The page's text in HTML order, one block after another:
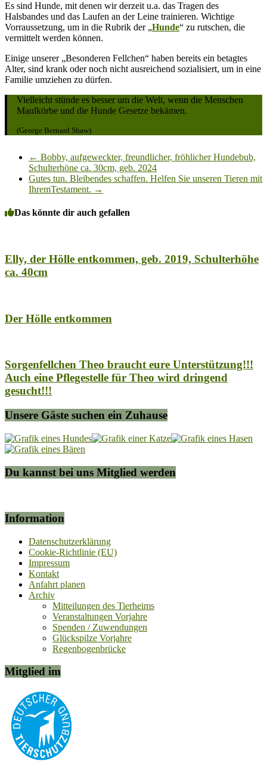
Es sind Hunde, mit denen wir derzeit u.a. das Tragen des
Halsbandes und das Laufen an der Leine trainieren. Wichtige
Vorraussetzung, um in die Rubrik der „Hunde“ zu rutschen, die
vermittelt werden können.
Einige unserer „Besonderen Fellchen“ haben bereits ein betagtes
Alter, sind krank oder noch nicht ausreichend sozialisiert, um in eine
Familie umziehen zu dürfen.
Vielleicht stünde es besser um die Welt, wenn die Menschen
Maulkörbe und die Hunde Gesetze bekämen.
(George Bernard Shaw)
← Bobby, aufgeweckter, freundlicher, fröhlicher Hundebub,
Schulterhöne ca. 30cm, geb. 2024
Gutes tun. Bleibendes schaffen. Helfen Sie unseren Tieren mit
IhremTestament. →
Das könnte dir auch gefallen
Elly, der Hölle entkommen, geb. 2019, Schulterhöhe
ca. 40cm
Der Hölle entkommen
Sorgenfellchen Theo braucht eure Unterstützung!!!
Auch eine Pflegestelle für Theo wird dringend
gesucht!!!
Unsere Gäste suchen ein Zuhause
Du kannst bei uns Mitglied werden
Information
Datenschutzerklärung
Cookie-Richtlinie (EU)
Impressum
Kontakt
Anfahrt planen
Archiv
Mitteilungen des Tierheims
Veranstaltungen Vorjahre
Spenden / Zuwendungen
Glückspilze Vorjahre
Regenbogenbrücke
Mitglied im